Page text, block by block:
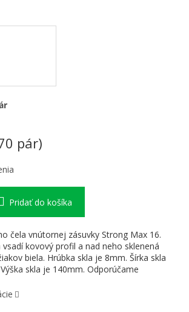
pár)
Pridať do košíka
čela vnútornej zásuvky Strong Max 16.
vsadí kovový profil a nad neho sklenená
biela. Hrúbka skla je 8mm. Šírka skla
skla je 140mm. Odporúčame